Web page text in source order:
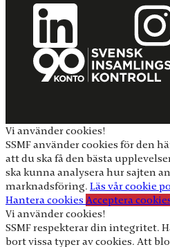
Vi använder cookies!
SSMF använder cookies för den
att du ska få den bästa
ska kunna analysera hur sajten
marknadsföring. Läs vår cookie
Hantera cookies Acceptera
Vi använder cookies!
SSMF respekterar din integritet.
bort vissa typer av cookies. Att